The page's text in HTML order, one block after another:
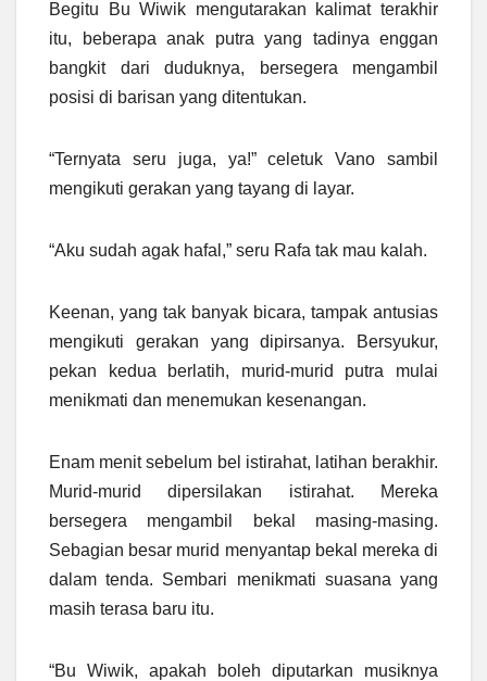
Begitu Bu Wiwik mengutarakan kalimat terakhir
itu, beberapa anak putra yang tadinya enggan
bangkit dari duduknya, bersegera mengambil
posisi di barisan yang ditentukan.
“Ternyata seru juga, ya!” celetuk Vano sambil
mengikuti gerakan yang tayang di layar.
“Aku sudah agak hafal,” seru Rafa tak mau kalah.
Keenan, yang tak banyak bicara, tampak antusias
mengikuti gerakan yang dipirsanya. Bersyukur,
pekan kedua berlatih, murid-murid putra mulai
menikmati dan menemukan kesenangan.
Enam menit sebelum bel istirahat, latihan berakhir.
Murid-murid dipersilakan istirahat. Mereka
bersegera mengambil bekal masing-masing.
Sebagian besar murid menyantap bekal mereka di
dalam tenda. Sembari menikmati suasana yang
masih terasa baru itu.
“Bu Wiwik, apakah boleh diputarkan musiknya